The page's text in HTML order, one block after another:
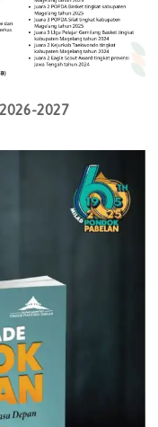
2027